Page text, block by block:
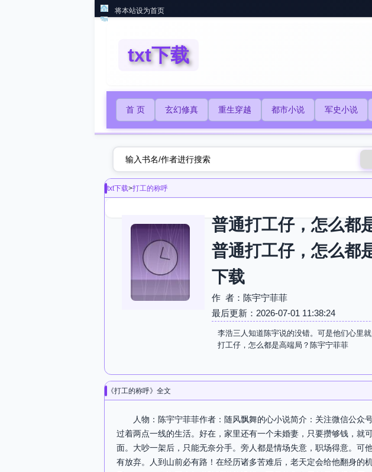
将本站设为首页
txt下载
首 页 玄幻修真 重生穿越 都市小说 军史小说
txt下载>打工的称呼
普通打工仔，怎么都
普通打工仔，怎么都
下载
作 者：陈宇宁菲菲
最后更新：2026-07-01 11:38:24
李浩三人知道陈宇说的没错。可是他们心里
打工仔，怎么都是高端局？陈宇宁菲菲
《打工的称呼》全文
人物：陈宇宁菲菲作者：随风飘舞的心小说简介：关注微信公
过着两点一线的生活。好在，家里还有一个未婚妻，只要攒够钱，
面。大吵一架后，只能无奈分手。旁人都是情场失意，职场得意。
有放弃。人到山前必有路！在经历诸多苦难后，老天定会给他翻身